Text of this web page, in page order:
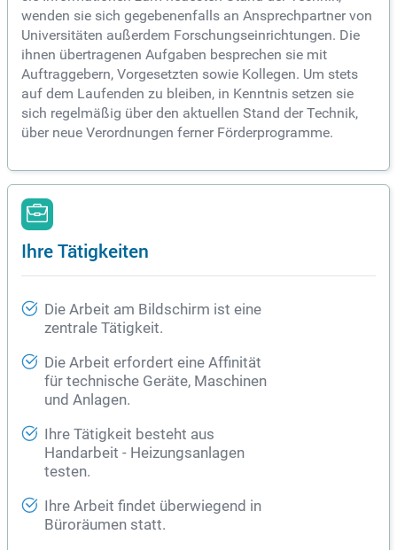
wenden sie sich gegebenenfalls an Ansprechpartner von
Universitäten außerdem Forschungseinrichtungen. Die
ihnen übertragenen Aufgaben besprechen sie mit
Auftraggebern, Vorgesetzten sowie Kollegen. Um stets
auf dem Laufenden zu bleiben, in Kenntnis setzen sie
sich regelmäßig über den aktuellen Stand der Technik,
über neue Verordnungen ferner Förderprogramme.
Ihre Tätigkeiten
Die Arbeit am Bildschirm ist eine
zentrale Tätigkeit.
Die Arbeit erfordert eine Affinität
für technische Geräte, Maschinen
und Anlagen.
Ihre Tätigkeit besteht aus
Handarbeit - Heizungsanlagen
testen.
Ihre Arbeit findet überwiegend in
Büroräumen statt.